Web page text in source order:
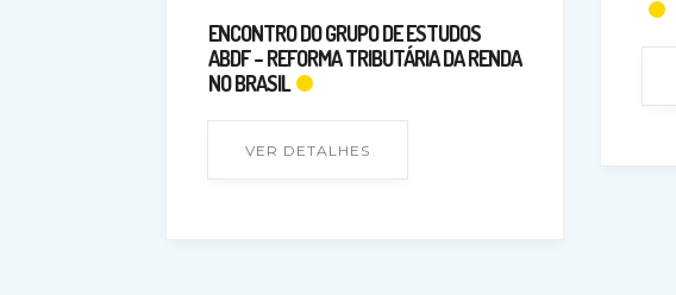
ENCONTRO DO GRUPO DE ESTUDOS
ABDF – REFORMA TRIBUTÁRIA DA RENDA
NO BRASIL
VER DETALHES